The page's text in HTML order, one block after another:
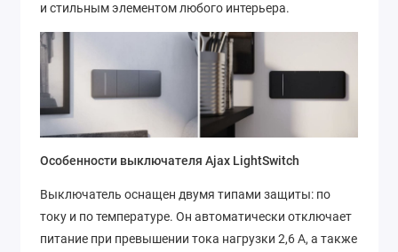
и стильным элементом любого интерьера.
Особенности выключателя Ajax LightSwitch
Выключатель оснащен двумя типами защиты: по
току и по температуре. Он автоматически отключает
питание при превышении тока нагрузки 2,6 А, а также